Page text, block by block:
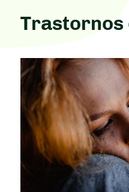
Trastornos